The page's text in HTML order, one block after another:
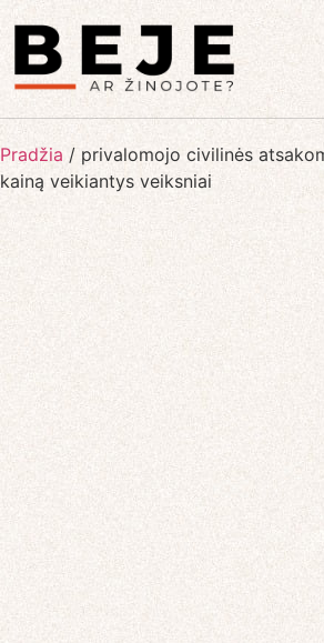
Pradžia / privalomojo civilinės
kainą veikiantys veiksniai